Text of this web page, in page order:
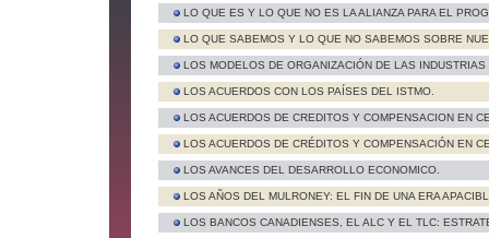
LO QUE ES Y LO QUE NO ES LA ALIANZA PARA EL
LO QUE SABEMOS Y LO QUE NO SABEMOS SOBRE
LOS MODELOS DE ORGANIZACIÓN DE LAS
LOS ACUERDOS CON LOS PAÍSES DEL ISTMO.
LOS ACUERDOS DE CREDITOS Y COMPENSACION EN
LOS ACUERDOS DE CRÉDITOS Y COMPENSACIÓN EN
LOS AVANCES DEL DESARROLLO ECONOMICO.
LOS AÑOS DEL MULRONEY: EL FIN DE UNA ERA
LOS BANCOS CANADIENSES, EL ALC Y EL TLC: